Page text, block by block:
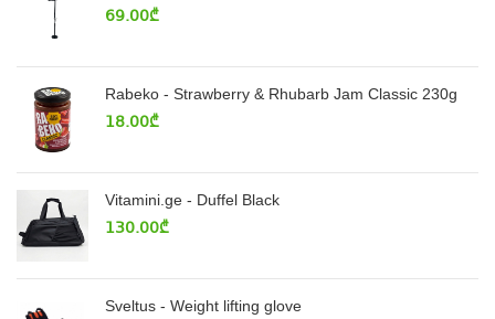
69.00₾
Rabeko - Strawberry & Rhubarb Jam Classic 230g
18.00₾
Vitamini.ge - Duffel Black
130.00₾
Sveltus - Weight lifting glove